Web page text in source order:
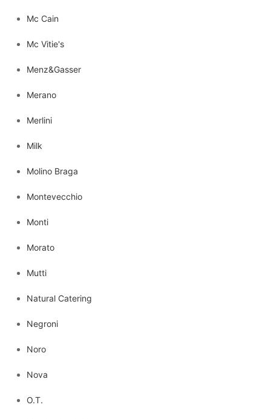
Mc Cain
Mc Vitie's
Menz&Gasser
Merano
Merlini
Milk
Molino Braga
Montevecchio
Monti
Morato
Mutti
Natural Catering
Negroni
Noro
Nova
O.T.